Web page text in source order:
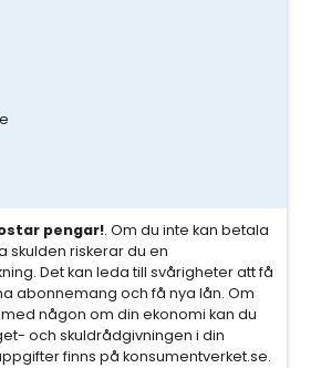
pengar!. Om du inte kan betala
skulden riskerar du en
Det kan leda till svårigheter att få
abonnemang och få nya lån. Om
någon om din ekonomi kan du
och skuldrådgivningen i din
finns på konsumentverket.se.